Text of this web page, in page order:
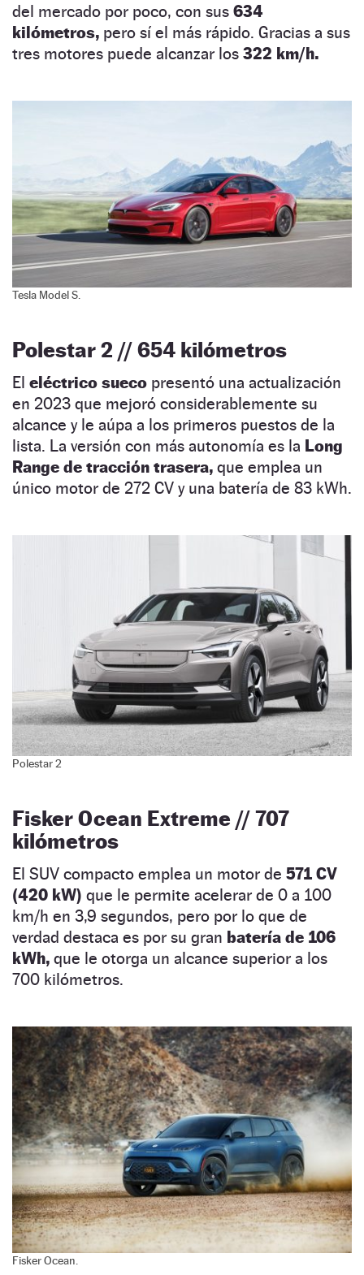
del mercado por poco, con sus 634
kilómetros, pero sí el más rápido. Gracias a sus
tres motores puede alcanzar los 322 km/h.
Tesla Model S.
Polestar 2 // 654 kilómetros
El eléctrico sueco presentó una actualización
en 2023 que mejoró considerablemente su
alcance y le aúpa a los primeros puestos de la
lista. La versión con más autonomía es la Long
Range de tracción trasera, que emplea un
único motor de 272 CV y una batería de 83 kWh.
Polestar 2
Fisker Ocean Extreme // 707
kilómetros
El SUV compacto emplea un motor de 571 CV
(420 kW) que le permite acelerar de 0 a 100
km/h en 3,9 segundos, pero por lo que de
verdad destaca es por su gran batería de 106
kWh, que le otorga un alcance superior a los
700 kilómetros.
Fisker Ocean.